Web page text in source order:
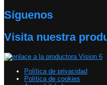
Síguenos
Visita nuestra
Política de privacidad
Política de cookies